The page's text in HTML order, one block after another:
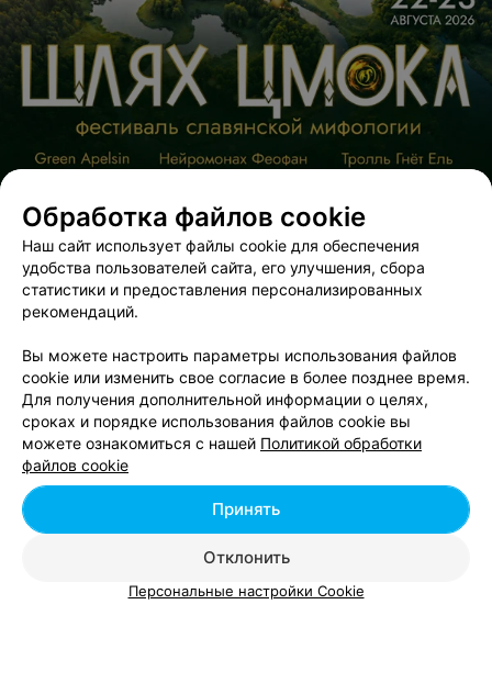
ЭФФЕКТИВНАЯ РЕКЛАМА НА САЙТЕ
Добавить компанию
Добавить специалиста
Обработка файлов cookie
Наш сайт использует файлы cookie для обеспечения
удобства пользователей сайта, его улучшения, сбора
статистики и предоставления персонализированных
рекомендаций.
Вы можете настроить параметры использования файлов
cookie или изменить свое согласие в более позднее время.
Для получения дополнительной информации о целях,
сроках и порядке использования файлов cookie вы
можете ознакомиться с нашей Политикой обработки
файлов cookie
Отклонить
Принять
Персональные настройки Cookie